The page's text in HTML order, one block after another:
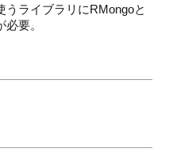
うライブラリにRMongoと
要。